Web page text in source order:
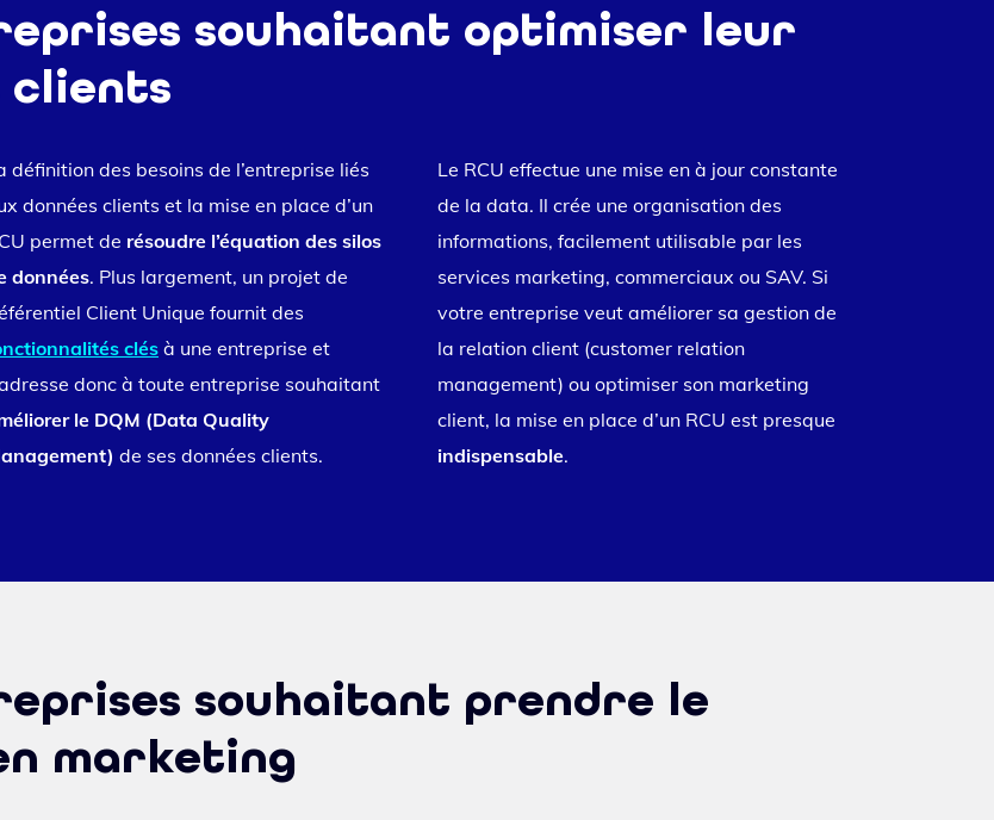
souhaitant optimiser leur
clients
définition des besoins de l’entreprise liés
données clients et la mise en place d’un
permet de résoudre l’équation des silos
données. Plus largement, un projet de
Client Unique fournit des
clés à une entreprise et
donc à toute entreprise souhaitant
le DQM (Data Quality
de ses données clients.
Le RCU effectue une mise en à jour constante
de la data. Il crée une organisation des
informations, facilement utilisable par les
services marketing, commerciaux ou SAV. Si
votre entreprise veut améliorer sa gestion de
la relation client (customer relation
management) ou optimiser son marketing
client, la mise en place d’un RCU est presque
indispensable.
souhaitant prendre le
marketing